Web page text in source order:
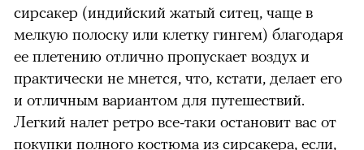
сирсакер (индийский жатый ситец, чаще в
мелкую полоску или клетку гингем) благодаря
ее плетению отлично пропускает воздух и
практически не мнется, что, кстати, делает его
и отличным вариантом для путешествий.
Легкий налет ретро все-таки остановит вас от
покупки полного костюма из сирсакера, если,